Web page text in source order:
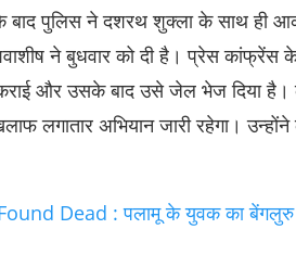
पुलिस ने दशरथ शुक्ला के साथ ही
ने बुधवार को दी है। प्रेस
और उसके बाद उसे जेल भेज दिया है।
लगातार अभियान जारी रहेगा। उन्होंने
Dead : पलामू के युवक का बेंगलुरु